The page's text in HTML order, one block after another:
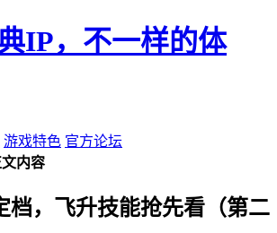
IP，不一样的体
游戏特色 官方论坛
内容
档，飞升技能抢先看（第二